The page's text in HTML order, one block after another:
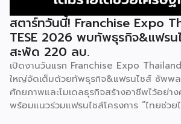
สตาร์ทวันนี้! Franchise Expo
TESE 2026 พบทัพธุรกิจ&แฟรน
สะพัด 220 ลบ.
เปิดงานวันแรก Franchise Expo
ใหญ่จัดเต็มด้วยทัพธุรกิจ&แฟรนไชส์ ซัพพล
ศักยภาพและโมเดลธุรกิจสร้างอาชีพไว้อย่า
พร้อมแนวร่วมแฟรนไชส์โครงการ “ไทยช่ว